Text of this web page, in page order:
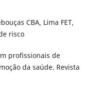
CBA, Lima FET,
risco
profissionais de
da saúde. Revista